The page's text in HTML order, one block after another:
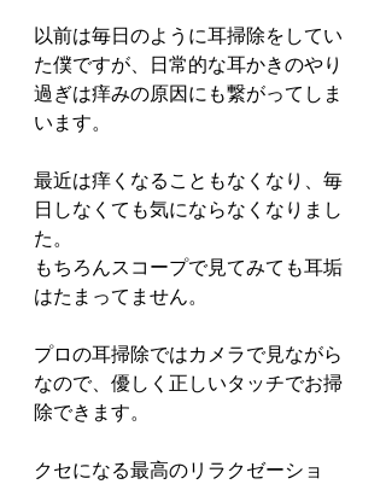
以前は毎日のように耳掃除をしてい
た僕ですが、日常的な耳かきのやり
過ぎは痒みの原因にも繋がってしま
います。
最近は痒くなることもなくなり、毎
日しなくても気にならなくなりまし
た。
もちろんスコープで見てみても耳垢
はたまってません。
プロの耳掃除ではカメラで見ながら
なので、優しく正しいタッチでお掃
除できます。
クセになる最高のリラクゼーショ